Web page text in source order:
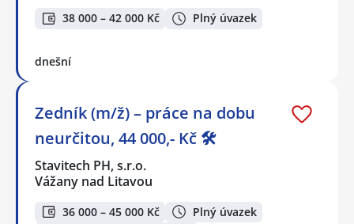
38 000 – 42 000 Kč Plný úvazek
dnešní
Zedník (m/ž) – práce na dobu
neurčitou, 44 000,- Kč 🛠️
Stavitech PH, s.r.o.
Vážany nad Litavou
36 000 – 45 000 Kč
Plný úvazek